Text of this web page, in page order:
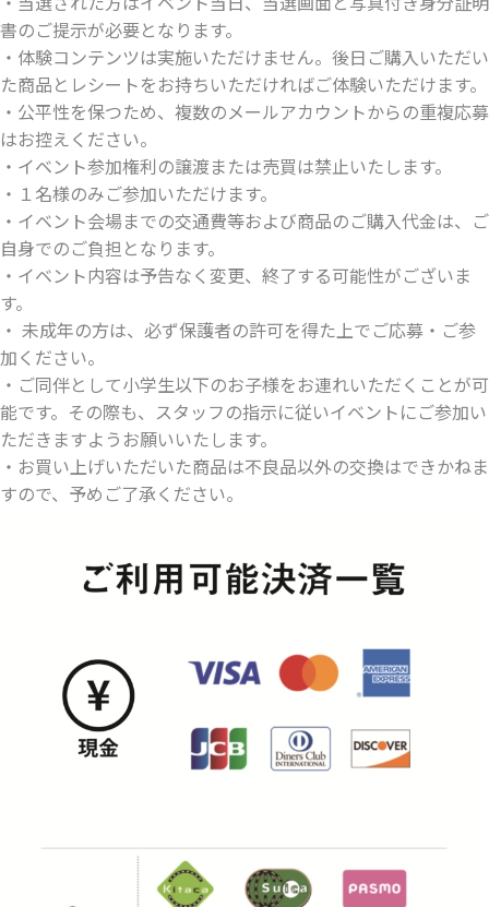
書のご提示が必要となります。
・体験コンテンツは実施いただけません。後日ご購入いただい
た商品とレシートをお持ちいただければご体験いただけます。
・公平性を保つため、複数のメールアカウントからの重複応募
はお控えください。
・イベント参加権利の譲渡または売買は禁止いたします。
・１名様のみご参加いただけます。
・イベント会場までの交通費等および商品のご購入代金は、ご
自身でのご負担となります。
・イベント内容は予告なく変更、終了する可能性がございま
す。
・ 未成年の方は、必ず保護者の許可を得た上でご応募・ご参
加ください。
・ご同伴として小学生以下のお子様をお連れいただくことが可
能です。その際も、スタッフの指示に従いイベントにご参加い
ただきますようお願いいたします。
・お買い上げいただいた商品は不良品以外の交換はできかねま
すので、予めご了承ください。